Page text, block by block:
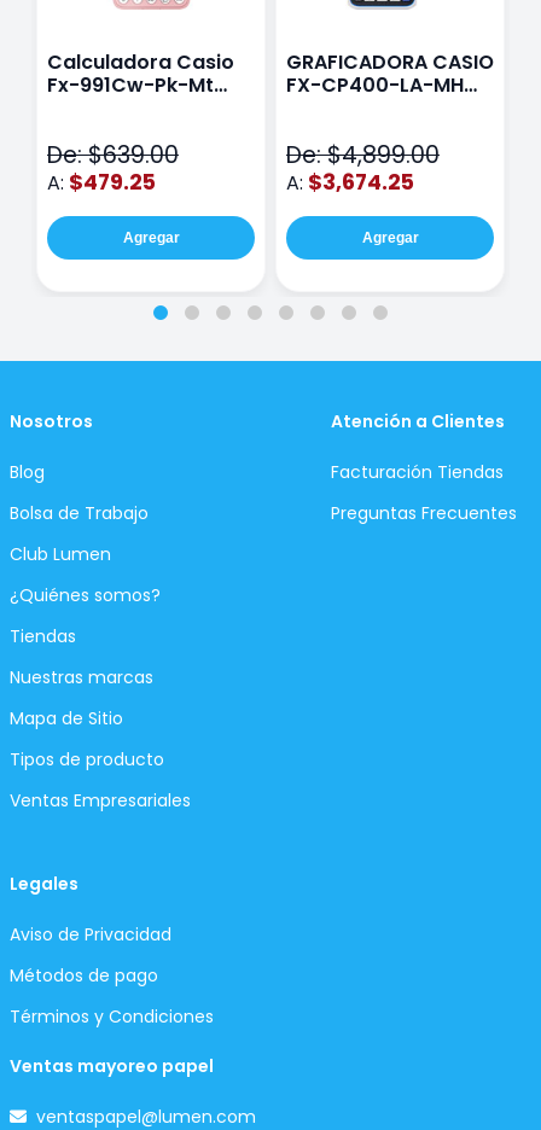
Calculadora Casio
Fx-991Cw-Pk-Mt
De: $639.00
A: $479.25
Agregar
GRAFICADORA CASIO
FX-CP400-LA-MH
De: $4,899.00
A: $3,674.25
Agregar
Nosotros
Blog
Bolsa de Trabajo
Club Lumen
¿Quiénes somos?
Tiendas
Nuestras marcas
Mapa de Sitio
Tipos de producto
Ventas Empresariales
Atención a Clientes
Facturación Tiendas
Preguntas Frecuentes
Legales
Aviso de Privacidad
Métodos de pago
Términos y Condiciones
Ventas mayoreo papel
ventaspapel@lumen.com